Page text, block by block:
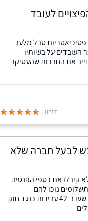
לעובד
פסיכיאטריות סבל מלעג
על בעיותיו
את החברות שהעסיקו
דירוג
לבעל חברה שלא
קיבלו את כספי הפנסיה
נוכו להם
מהמשכורת. החברה ובעל המניות שלה הורשעו ב-42 עבירות כנגד חוק